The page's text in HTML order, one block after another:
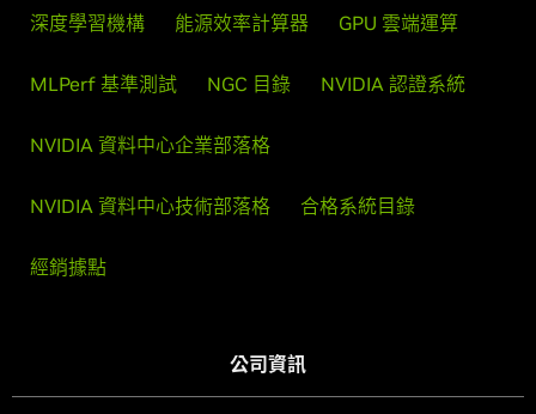
深度學習機構 能源效率計算器 GPU 雲端運算
MLPerf 基準測試 NGC 目錄 NVIDIA 認證系統
NVIDIA 資料中心企業部落格
NVIDIA 資料中心技術部落格 合格系統目錄
經銷據點
公司資訊